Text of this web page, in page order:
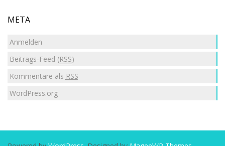
META
Anmelden
Beitrags-Feed (RSS)
Kommentare als RSS
WordPress.org